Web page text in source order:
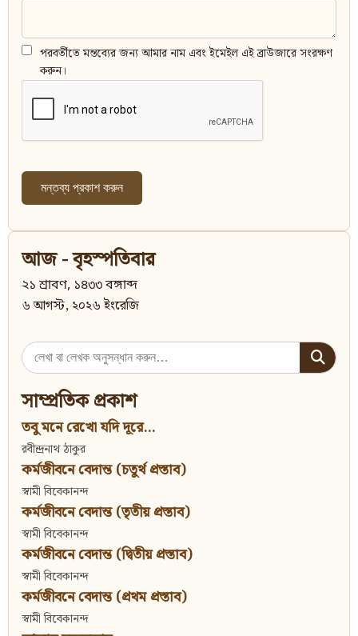
পরবর্তীতে মন্তব্যের জন্য আমার নাম এবং ইমেইল এই ব্রাউজারে সংরক্ষণ
করুন।
আজ - বৃহস্পতিবার
২১ শ্রাবণ, ১৪৩৩ বঙ্গাব্দ
৬ আগস্ট, ২০২৬ ইংরেজি
Search
for:
সাম্প্রতিক প্রকাশ
তবু মনে রেখো যদি দূরে...
রবীন্দ্রনাথ ঠাকুর
কর্মজীবনে বেদান্ত (চতুর্থ প্রস্তাব)
স্বামী বিবেকানন্দ
কর্মজীবনে বেদান্ত (তৃতীয় প্রস্তাব)
স্বামী বিবেকানন্দ
কর্মজীবনে বেদান্ত (দ্বিতীয় প্রস্তাব)
স্বামী বিবেকানন্দ
কর্মজীবনে বেদান্ত (প্রথম প্রস্তাব)
স্বামী বিবেকানন্দ